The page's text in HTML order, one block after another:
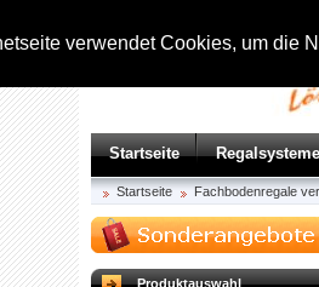
verwendet Cookies, um die
Startseite Regalsysteme
Startseite Fachbodenregale
Produktauswahl